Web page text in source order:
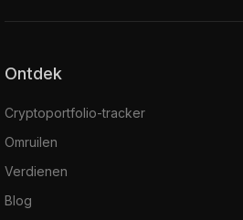
Ontdek
Cryptoportfolio-tracker
Omruilen
Verdienen
Blog